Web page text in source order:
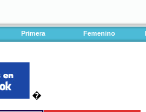
Primera Femenino
�